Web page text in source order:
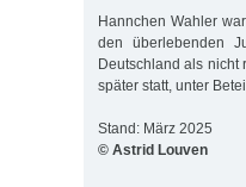
Hannchen Wahler
den überlebenden
Deutschland als nicht
später statt, unter
Stand: März 2025
© Astrid Louven